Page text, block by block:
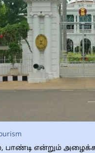
பாண்டி என்றும்